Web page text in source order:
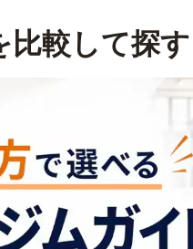
比較して探す